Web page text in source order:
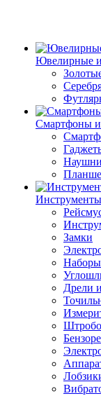
Ювелирные
Смартфоны
Инструменты
Замки
Наборы
Дрели